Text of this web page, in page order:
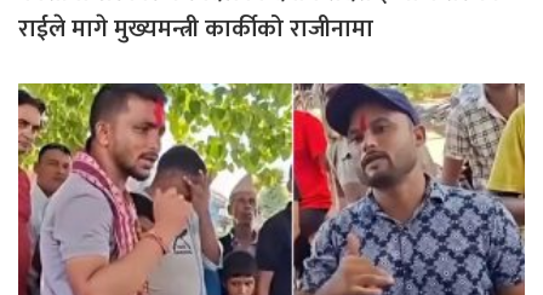
राईले मागे मुख्यमन्त्री कार्कीको राजीनामा